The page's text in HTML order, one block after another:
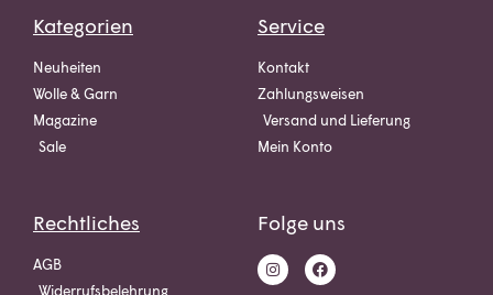
Kategorien
Neuheiten
Wolle & Garn
Magazine
Sale
Service
Kontakt
Zahlungsweisen
Versand und Lieferung
Mein Konto
Rechtliches
AGB
Widerrufsbelehrung
Folge uns